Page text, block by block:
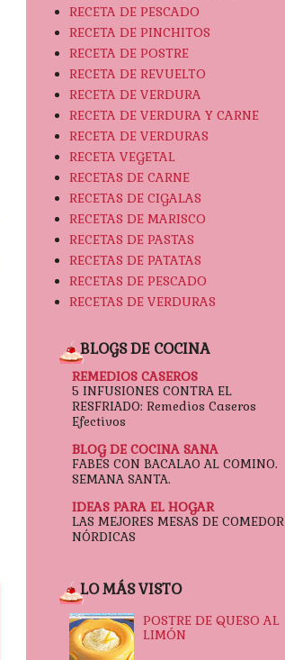
RECETA DE PESCADO
RECETA DE PINCHITOS
RECETA DE POSTRE
RECETA DE REVUELTO
RECETA DE VERDURA
RECETA DE VERDURA Y CARNE
RECETA DE VERDURAS
RECETA VEGETAL
RECETAS DE CARNE
RECETAS DE CIGALAS
RECETAS DE MARISCO
RECETAS DE PASTAS
RECETAS DE PATATAS
RECETAS DE PESCADO
RECETAS DE VERDURAS
BLOGS DE COCINA
REMEDIOS CASEROS
5 INFUSIONES CONTRA EL
RESFRIADO: Remedios Caseros
Efectivos
BLOG DE COCINA SANA
FABES CON BACALAO AL COMINO.
SEMANA SANTA.
IDEAS PARA EL HOGAR
LAS MEJORES MESAS DE COMEDOR
NÓRDICAS
LO MÁS VISTO
POSTRE DE QUESO AL
LIMÓN